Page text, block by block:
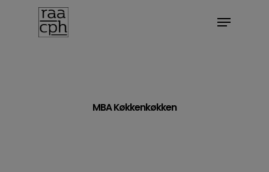
BOOK MØDE
MBA Køkkenkøkken